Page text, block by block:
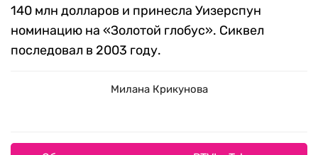
140 млн долларов и принесла Уизерспун
номинацию на «Золотой глобус». Сиквел
последовал в 2003 году.
Милана Крикунова